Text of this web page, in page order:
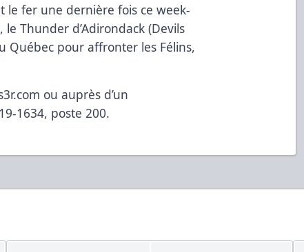
le fer une dernière fois ce week-
Thunder d’Adirondack (Devils
Québec pour affronter les Félins,
ou auprès d’un
1634, poste 200.